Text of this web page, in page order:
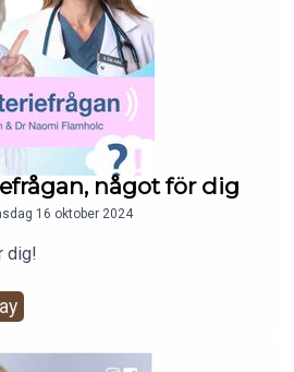
något för dig
16 oktober 2024
dig!